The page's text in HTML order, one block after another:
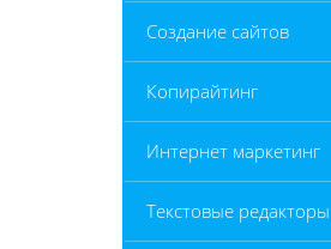
Создание сайтов
Копирайтинг
Интернет маркетинг
Текстовые редакторы